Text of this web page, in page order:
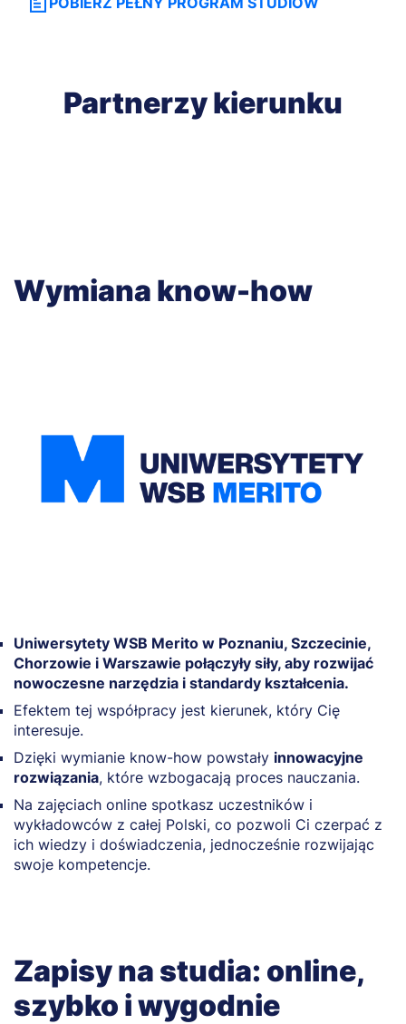
Partnerzy kierunku
Wymiana know-how
Uniwersytety WSB Merito w Poznaniu, Szczecinie,
Chorzowie i Warszawie połączyły siły, aby rozwijać
nowoczesne narzędzia i standardy kształcenia.
Efektem tej współpracy jest kierunek, który Cię
interesuje.
Dzięki wymianie know-how powstały innowacyjne
rozwiązania, które wzbogacają proces nauczania.
Na zajęciach online spotkasz uczestników i
wykładowców z całej Polski, co pozwoli Ci czerpać z
ich wiedzy i doświadczenia, jednocześnie rozwijając
swoje kompetencje.
Zapisy na studia: online,
szybko i wygodnie